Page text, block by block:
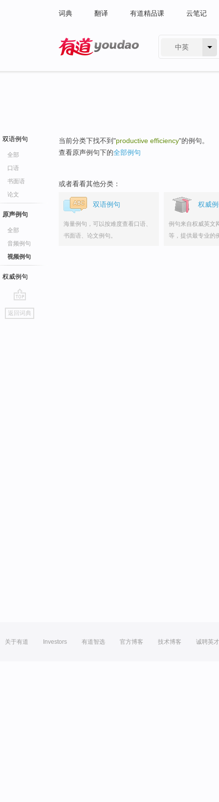
词典 翻译 有道精品课 云笔记
中英
双语例句
全部
口语
书面语
论文
原声例句
全部
音频例句
视频例句
权威例句
go
top
返回词典
当前分类下找不到"productive efficiency"的例句。
查看原声例句下的全部例句
或者看看其他分类：
双语例句
海量例句，可以按难度查看口语、
书面语、论文例句。
权威
例句来自权威英文
等，提供最专业的
关于有道 Investors 有道智选 官方博客 技术博客 诚聘英才